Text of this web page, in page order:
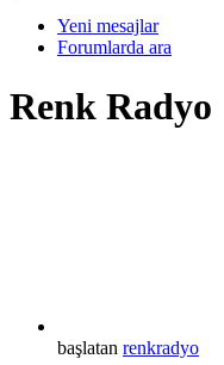
Yeni mesajlar
Forumlarda ara
Renk Radyo
başlatan renkradyo